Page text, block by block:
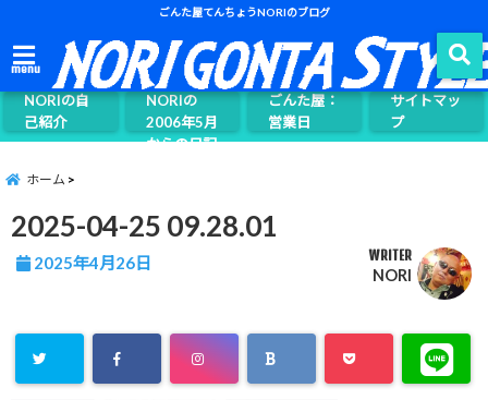
ごんた屋てんちょうNORIのブログ
menu
NORIの自
己紹介
ごんた屋て
んちょう
NORIの
2006年5月
からの日記
ごんた屋：
営業日
サイトマッ
プ
ホーム
2025-04-25 09.28.01
2025年4月26日 WRITER
NORI